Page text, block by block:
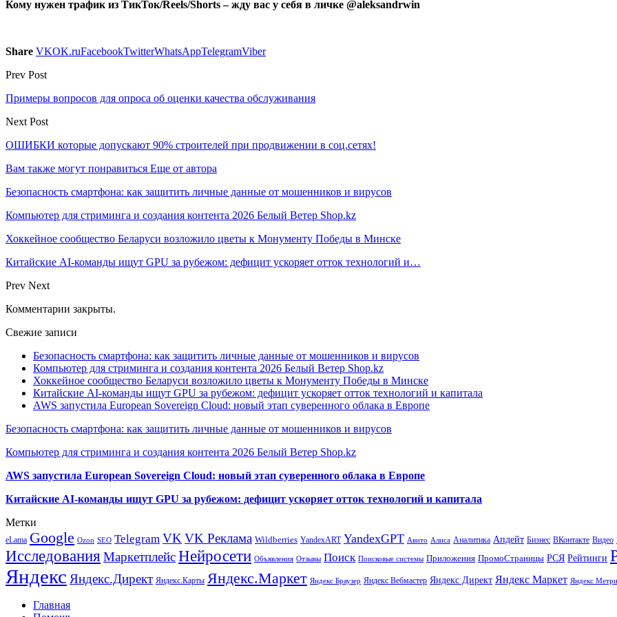
Кому нужен трафик из ТикТок/Reels/Shorts – жду вас у себя в личке @aleksandrwin
Share VKOK.ruFacebookTwitterWhatsAppTelegramViber
Prev Post
Примеры вопросов для опроса об оценки качества обслуживания
Next Post
ОШИБКИ которые допускают 90% строителей при продвижении в соц.сетях!
Вам также могут понравиться Еще от автора
Безопасность смартфона: как защитить личные данные от мошенников и вирусов
Компьютер для стриминга и создания контента 2026 Белый Ветер Shop.kz
Хоккейное сообщество Беларуси возложило цветы к Монументу Победы в Минске
Китайские AI-команды ищут GPU за рубежом: дефицит ускоряет отток технологий и…
Prev Next
Комментарии закрыты.
Свежие записи
Безопасность смартфона: как защитить личные данные от мошенников и вирусов
Компьютер для стриминга и создания контента 2026 Белый Ветер Shop.kz
Хоккейное сообщество Беларуси возложило цветы к Монументу Победы в Минске
Китайские AI-команды ищут GPU за рубежом: дефицит ускоряет отток технологий и капитала
AWS запустила European Sovereign Cloud: новый этап суверенного облака в Европе
Безопасность смартфона: как защитить личные данные от мошенников и вирусов
Компьютер для стриминга и создания контента 2026 Белый Ветер Shop.kz
AWS запустила European Sovereign Cloud: новый этап суверенного облака в Европе
Китайские AI-команды ищут GPU за рубежом: дефицит ускоряет отток технологий и капитала
Метки
eLama Google Ozon SEO Telegram VK VK Реклама Wildberries YandexART YandexGPT Авито Алиса Аналитика Апдейт Бизнес ВКонтакте Видео
Исследования МаркетплейсНейросети Объявления Отзывы Поиск Поисковые системы Приложения ПромоСтраницы РСЯ Рейтинги
Яндекс Яндекс.Директ Яндекс.Карты Яндекс.Маркет Яндекс Браузер Яндекс Вебмастер Яндекс Директ Яндекс Маркет Яндекс
Главная